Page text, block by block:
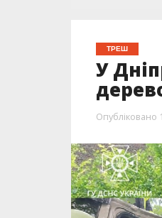
ТРЕШ
У
Опубліковано